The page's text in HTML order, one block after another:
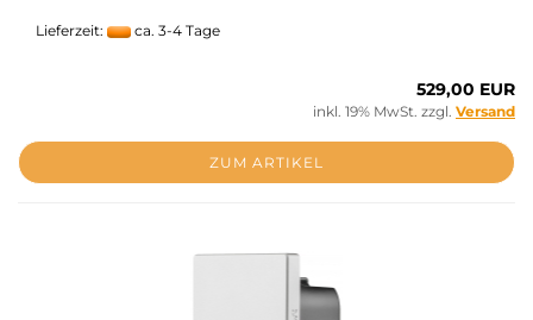
Lieferzeit: ca. 3-4 Tage
529,00 EUR
inkl. 19% MwSt. zzgl. Versand
ZUM ARTIKEL